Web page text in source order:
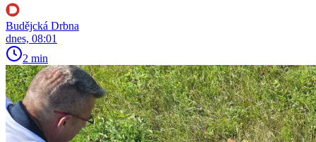
Budějcká Drbna
dnes, 08:01
2 min